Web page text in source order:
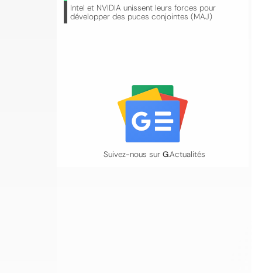
Intel et NVIDIA unissent leurs forces pour
développer des puces conjointes (MAJ)
Suivez-nous sur G.Actualités